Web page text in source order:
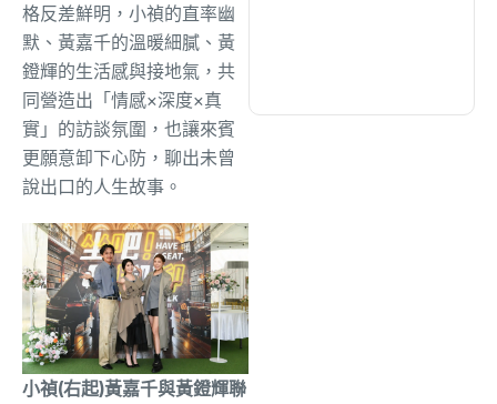
格反差鮮明，小禎的直率幽
默、黃嘉千的溫暖細膩、黃
鐙輝的生活感與接地氣，共
同營造出「情感×深度×真
實」的訪談氛圍，也讓來賓
更願意卸下心防，聊出未曾
說出口的人生故事。
小禎(右起)黃嘉千與黃鐙輝聯